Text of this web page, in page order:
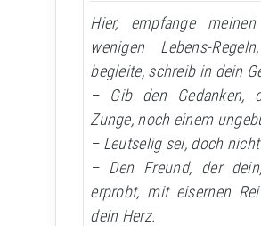
Hier, empfange
wenigen Lebens-
begleite, schreib in dein
– Gib den Gedanken,
Zunge, noch einem
– Leutselig sei, doch
– Den Freund, der
erprobt, mit eisernen
dein Herz.